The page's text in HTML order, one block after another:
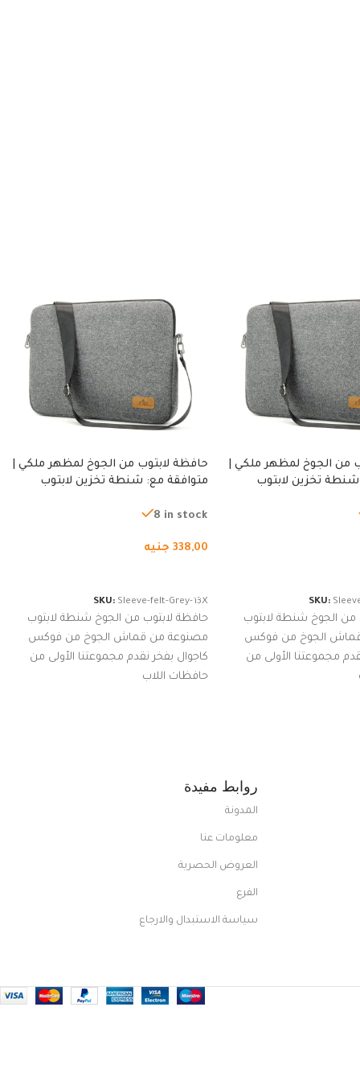
من الجوخ لمظهر ملكي |
تخزين لابتوب
نوت بوك والتابلت،
SKU:
من الجوخ شنطة لابتوب
الجوخ من فوكس
مجموعتنا الأولى من
حافظة لابتوب من الجوخ لمظهر ملكي |
متوافقة مع: شنطة تخزين لابتوب
من الجوخ لجهاز نوت بوك والتابلت،
8 in stock
338,00 جنيه
SKU: Sleeve-felt-Grey-13X
حافظة لابتوب من الجوخ شنطة لابتوب
مصنوعة من قماش الجوخ من فوكس
كاجوال بفخر نقدم مجموعتنا الأولى من
حافظات اللاب
روابط مفيدة
المدونة
معلومات عنا
العروض الحصرية
الفرع
سياسة الاستبدال والارجاع